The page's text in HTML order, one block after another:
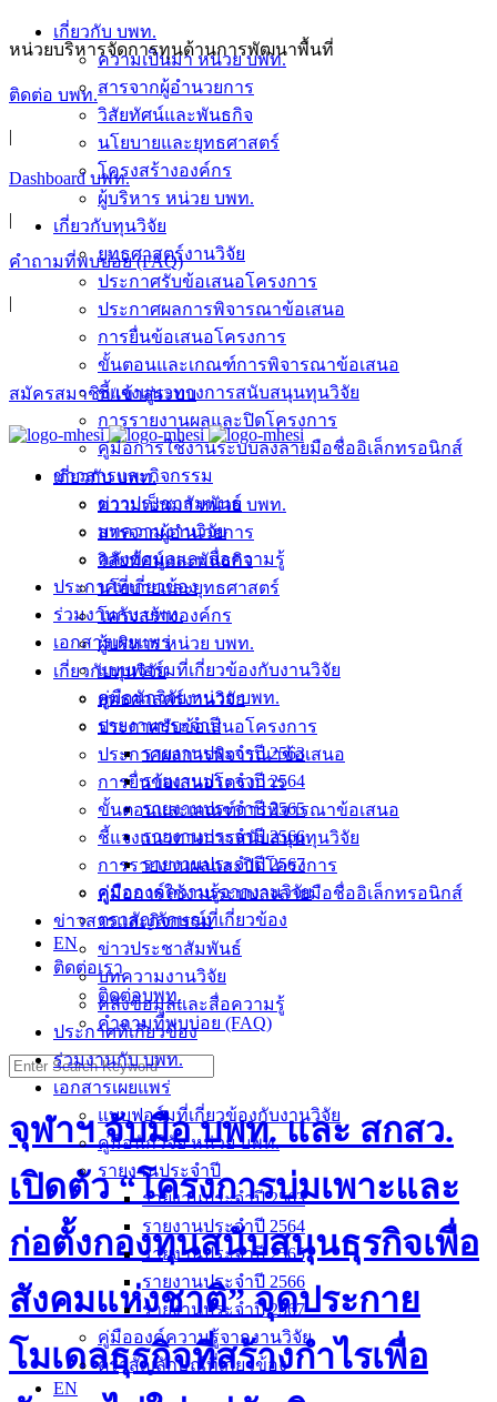
Skip
to
หน่วยบริหารจัดการทุนด้านการพัฒนาพื้นที่
ติดต่อ บพท.
|
Dashboard บพท.
|
คำถามที่พบบ่อย (FAQ)
|
สมัครสมาชิก/เข้าสู่ระบบ
เกี่ยวกับ บพท.
ความเป็นมา หน่วย บพท.
สารจากผู้อำนวยการ
วิสัยทัศน์และพันธกิจ
นโยบายและยุทธศาสตร์
โครงสร้างองค์กร
ผู้บริหาร หน่วย บพท.
เกี่ยวกับทุนวิจัย
ยุทธศาสตร์งานวิจัย
ประกาศรับข้อเสนอโครงการ
ประกาศผลการพิจารณาข้อเสนอ
การยื่นข้อเสนอโครงการ
ขั้นตอนและเกณฑ์การพิจารณาข้อเสนอ
ชี้แจงแนวทางการสนับสนุนทุนวิจัย
การรายงานผลและปิดโครงการ
คู่มือการใช้งานระบบลงลายมือชื่ออิเล็กทรอนิกส์
ข่าวสารและกิจกรรม
ข่าวประชาสัมพันธ์
บทความงานวิจัย
คลังข้อมูลและสื่อความรู้
ประกาศที่เกี่ยวข้อง
ร่วมงานกับ บพท.
เอกสารเผยแพร่
แบบฟอร์มที่เกี่ยวข้องกับงานวิจัย
คู่มือนักวิจัย หน่วย บพท.
รายงานประจำปี
รายงานประจำปี 2563
รายงานประจำปี 2564
รายงานประจำปี 2565
รายงานประจำปี 2566
รายงานประจำปี 2567
คู่มือองค์ความรู้จากงานวิจัย
ตราสัญลักษณ์ที่เกี่ยวข้อง
EN
เกี่ยวกับ บพท.
ความเป็นมา หน่วย บพท.
สารจากผู้อำนวยการ
วิสัยทัศน์และพันธกิจ
นโยบายและยุทธศาสตร์
โครงสร้างองค์กร
ผู้บริหาร หน่วย บพท.
เกี่ยวกับทุนวิจัย
ยุทธศาสตร์งานวิจัย
ประกาศรับข้อเสนอโครงการ
ประกาศผลการพิจารณาข้อเสนอ
การยื่นข้อเสนอโครงการ
ขั้นตอนและเกณฑ์การพิจารณาข้อเสนอ
ชี้แจงแนวทางการสนับสนุนทุนวิจัย
การรายงานผลและปิดโครงการ
คู่มือการใช้งานระบบลงลายมือชื่ออิเล็กทรอนิกส์
ข่าวสารและกิจกรรม
ข่าวประชาสัมพันธ์
บทความงานวิจัย
คลังข้อมูลและสื่อความรู้
ประกาศที่เกี่ยวข้อง
ร่วมงานกับ บพท.
เอกสารเผยแพร่
แบบฟอร์มที่เกี่ยวข้องกับงานวิจัย
คู่มือนักวิจัย หน่วย บพท.
รายงานประจำปี
รายงานประจำปี 2563
รายงานประจำปี 2564
รายงานประจำปี 2565
รายงานประจำปี 2566
รายงานประจำปี 2567
คู่มือองค์ความรู้จากงานวิจัย
ตราสัญลักษณ์ที่เกี่ยวข้อง
EN
ติดต่อเรา
ติดต่อบพท.
คำถามที่พบบ่อย (FAQ)
Search
for:
จุฬาฯ จับมือ บพท. และ สกสว.
เปิดตัว “โครงการบ่มเพาะและ
ก่อตั้งกองทุนสนับสนุนธุรกิจเพื่อ
สังคมแห่งชาติ” จุดประกาย
โมเดลธุรกิจที่สร้างกำไรเพื่อ